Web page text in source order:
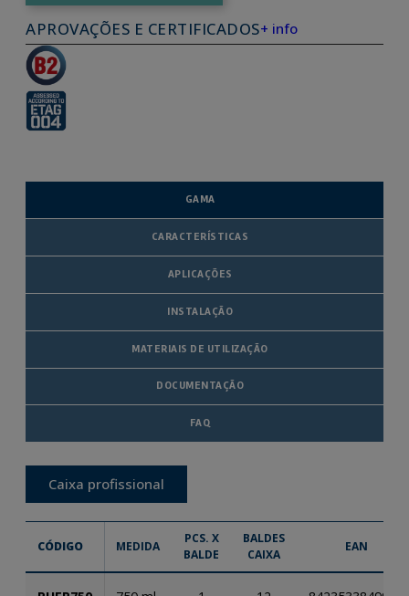
APROVAÇÕES E CERTIFICADOS+ info
GAMA
CARACTERÍSTICAS
APLICAÇÕES
INSTALAÇÃO
MATERIAIS DE UTILIZAÇÃO
DOCUMENTAÇÃO
FAQ
Caixa profissional
CÓDIGO MEDIDA
PCS. X
BALDE
BALDES
CAIXA
EAN